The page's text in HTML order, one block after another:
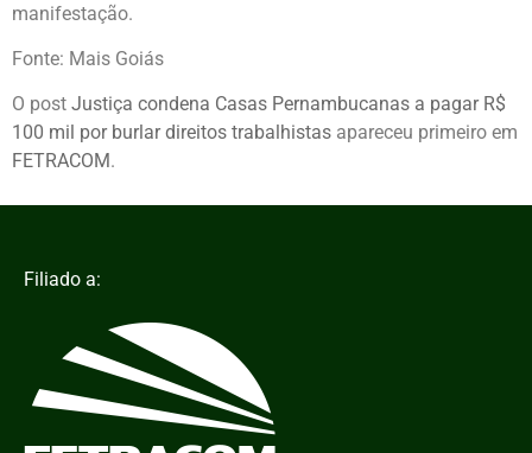
manifestação.
Fonte: Mais Goiás
O post Justiça condena Casas Pernambucanas a pagar R$
100 mil por burlar direitos trabalhistas apareceu primeiro em
FETRACOM.
Filiado a: